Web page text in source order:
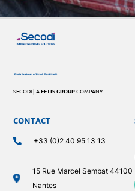
SECODI | AFETIS GROUPCOMPANY
CONTACT
+33 (0)2 40 95 13 13
15 Rue Marcel Sembat 44100
Nantes